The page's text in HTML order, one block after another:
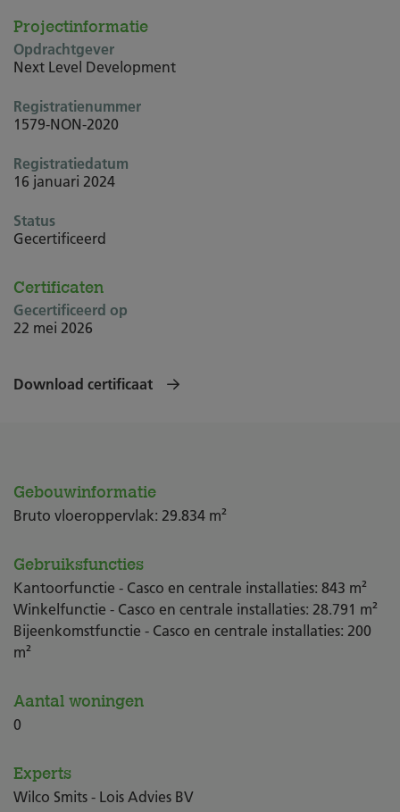
Projectinformatie
Opdrachtgever
Next Level Development
Registratienummer
1579-NON-2020
Registratiedatum
16 januari 2024
Status
Gecertificeerd
Certificaten
Gecertificeerd op
22 mei 2026
Download certificaat
Gebouwinformatie
Bruto vloeroppervlak: 29.834 m²
Gebruiksfuncties
Kantoorfunctie - Casco en centrale installaties: 843 m²
Winkelfunctie - Casco en centrale installaties: 28.791 m²
Bijeenkomstfunctie - Casco en centrale installaties: 200
m²
Aantal woningen
0
Experts
Wilco Smits - Lois Advies BV